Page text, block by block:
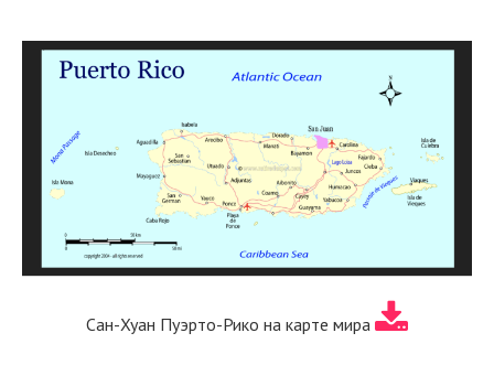
Сан-Хуан Пуэрто-Рико на карте мира